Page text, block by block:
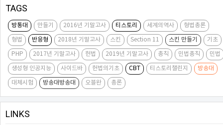
TAGS
방통대 만들기 2016년 기말고사 티스토리 세계의역사 형법총론
형법 반응형 2018년 기말고사 스킨 Section 11 스킨 만들기 기초
PHP 2017년 기말고사 헌법 2019년 기말고사 총칙 민법총칙 민법
생성형 인공지능 사이드바 헌법의기초 CBT 티스토리챌린지 방송대
대체시험 방송대방송대 오블완 총론
LINKS